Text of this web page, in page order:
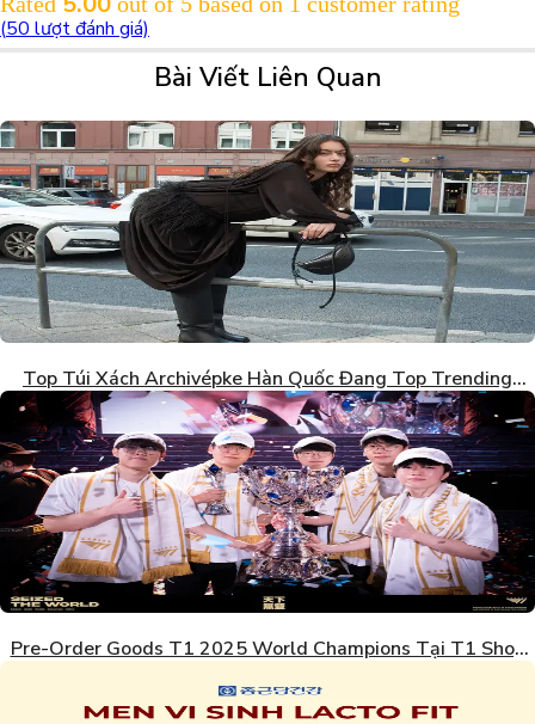
(50lượt đánh giá)
Bài Viết Liên Quan
Top Túi Xách Archivépke Hàn Quốc Đang Top Trending
2026
Pre-Order Goods T1 2025 World Champions Tại T1 Shop